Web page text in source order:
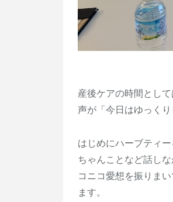
産後ケアの時間とし
声が「今日はゆっくり
はじめにハーブティ
ちゃんことなど話し
コニコ愛想を振りま
ます。